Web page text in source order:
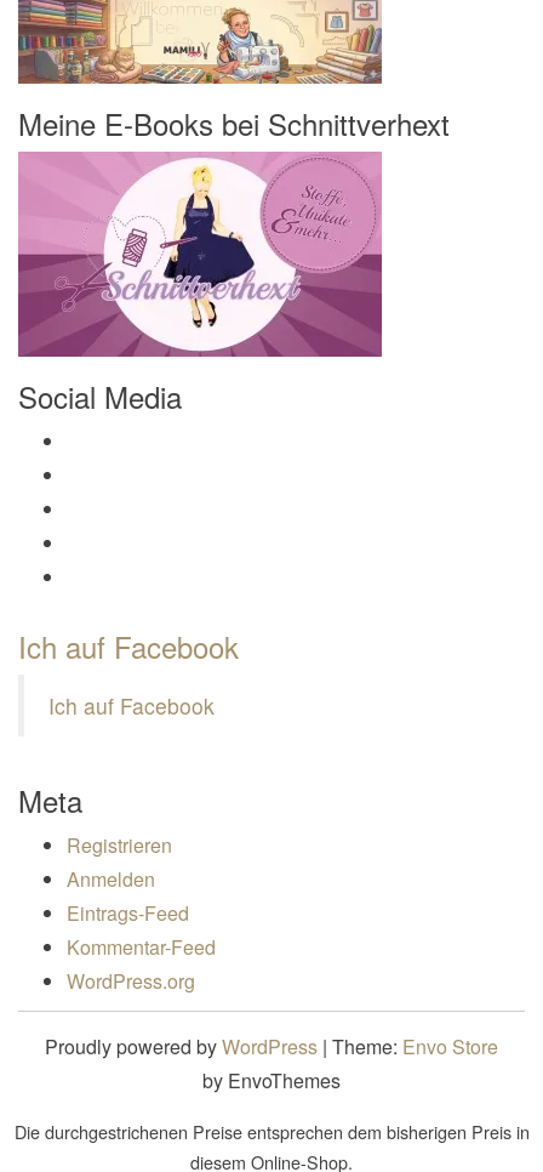
Meine E-Books bei Schnittverhext
Social Media
Ich auf Facebook
Ich auf Facebook
Meta
Registrieren
Anmelden
Eintrags-Feed
Kommentar-Feed
WordPress.org
Proudly powered byWordPress | Theme: Envo Store
by EnvoThemes
Die durchgestrichenen Preise entsprechen dem bisherigen Preis in
diesem Online-Shop.